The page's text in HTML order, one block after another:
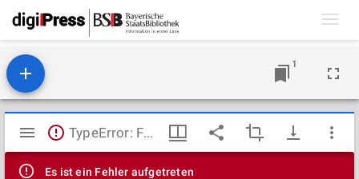
1
Mirador
Viewer
TypeError: Failed to fetch
Es ist ein Fehler aufgetreten